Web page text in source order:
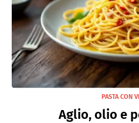
PASTA CON
Aglio, olio e